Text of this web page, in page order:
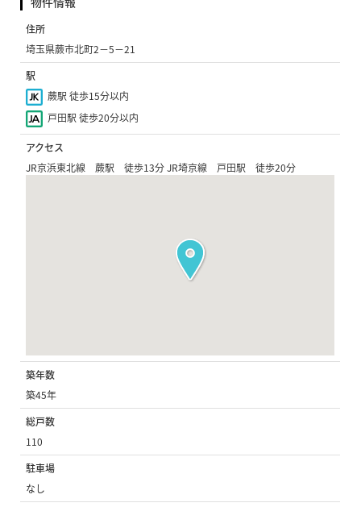
住所
埼玉県蕨市北町2−5−21
駅
蕨駅 徒歩15分以内
戸田駅 徒歩20分以内
アクセス
JR京浜東北線 蕨駅 徒歩13分 JR埼京線 戸田駅 徒歩20分
築年数
築45年
総戸数
110
駐車場
なし